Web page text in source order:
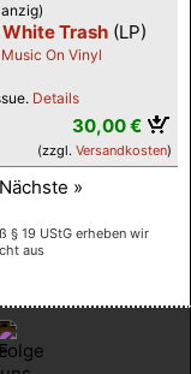
Trash (LP)
Music On Vinyl
Details
30,00 €
(zzgl. Versandkosten)
»
§ 19 UStG erheben wir
aus